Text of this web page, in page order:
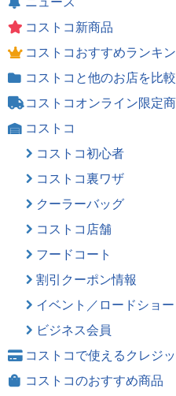
コストコ新商品
コストコおすすめランキ
コストコと他のお店を比較
コストコオンライン限定
コストコ
コストコ初心者
コストコ裏ワザ
クーラーバッグ
コストコ店舗
フードコート
割引クーポン情報
イベント／ロードショー
ビジネス会員
コストコで使えるクレジ
コストコのおすすめ商品